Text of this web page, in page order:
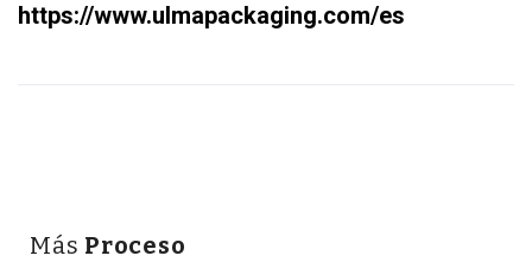
https://www.ulmapackaging.com/es
Más Proceso